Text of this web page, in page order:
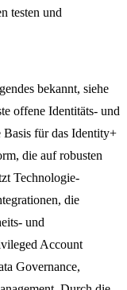
testen und
bekannt, siehe
offene Identitäts- und
Basis für das Identity+
die auf robusten
Technologie-
die
und
Account
Governance,